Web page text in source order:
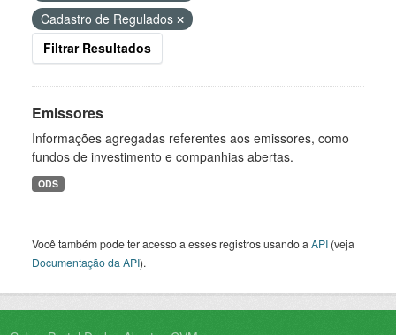
Cadastro de Regulados
Filtrar Resultados
Emissores
Informações agregadas referentes aos emissores, como
fundos de investimento e companhias abertas.
ODS
Você também pode ter acesso a esses registros usando a API (veja
Documentação da API).